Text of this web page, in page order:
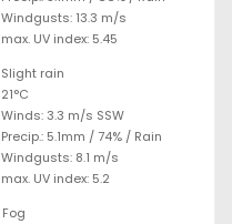
Windgusts: 13.3 m/s
max. UV index: 5.45
Slight rain
21°C
Winds: 3.3 m/s SSW
Precip.: 5.1mm /74% / Rain
Windgusts: 8.1 m/s
max. UV index: 5.2
Fog